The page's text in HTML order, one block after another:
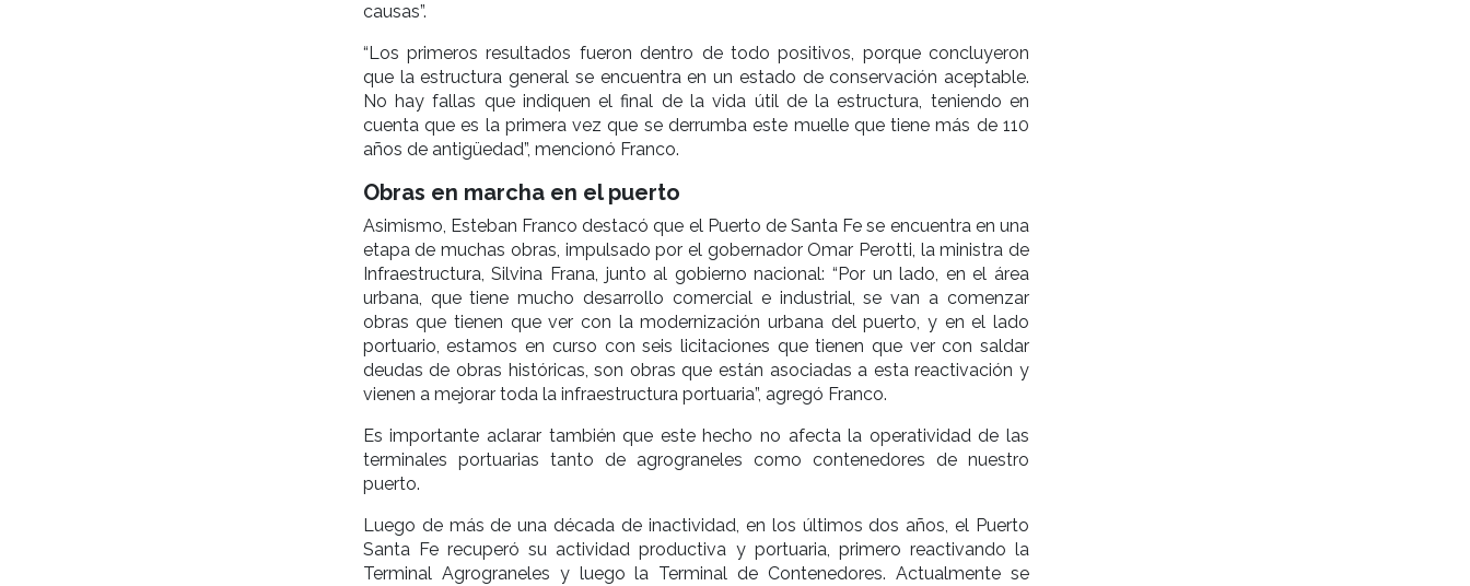
causas”.
“Los primeros resultados fueron dentro de todo positivos, porque concluyeron
que la estructura general se encuentra en un estado de conservación aceptable.
No hay fallas que indiquen el final de la vida útil de la estructura, teniendo en
cuenta que es la primera vez que se derrumba este muelle que tiene más de 110
años de antigüedad”, mencionó Franco.
Obras en marcha en el puerto
Asimismo, Esteban Franco destacó que el Puerto de Santa Fe se encuentra en una
etapa de muchas obras, impulsado por el gobernador Omar Perotti, la ministra de
Infraestructura, Silvina Frana, junto al gobierno nacional: “Por un lado, en el área
urbana, que tiene mucho desarrollo comercial e industrial, se van a comenzar
obras que tienen que ver con la modernización urbana del puerto, y en el lado
portuario, estamos en curso con seis licitaciones que tienen que ver con saldar
deudas de obras históricas, son obras que están asociadas a esta reactivación y
vienen a mejorar toda la infraestructura portuaria”, agregó Franco.
Es importante aclarar también que este hecho no afecta la operatividad de las
terminales portuarias tanto de agrograneles como contenedores de nuestro
puerto.
Luego de más de una década de inactividad, en los últimos dos años, el Puerto
Santa Fe recuperó su actividad productiva y portuaria, primero reactivando la
Terminal Agrograneles y luego la Terminal de Contenedores. Actualmente se